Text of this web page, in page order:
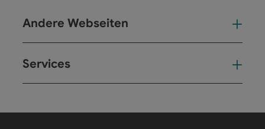
Andere Webseiten
Services